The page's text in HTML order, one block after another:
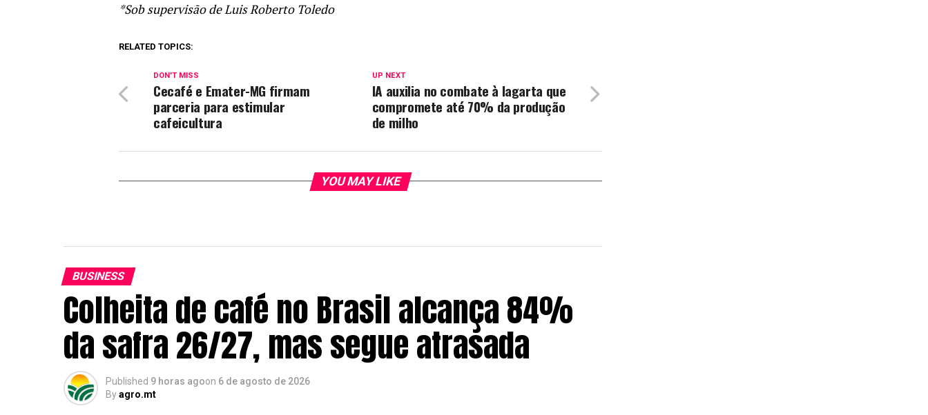
*Sob supervisão de Luis Roberto Toledo
RELATED TOPICS:
UP NEXT
IA auxilia no combate à lagarta que
compromete até 70% da produção
de milho
DON'T MISS
Cecafé e Emater-MG firmam
parceria para estimular
cafeicultura
YOU MAY LIKE
BUSINESS
Colheita de café no Brasil alcança 84%
da safra 26/27, mas segue atrasada
Published 9 horas agoon 6 de agosto de 2026
Byagro.mt